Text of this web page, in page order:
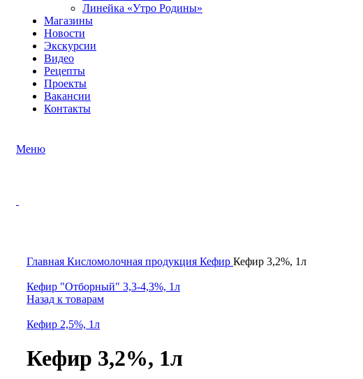
Линейка «Утро Родины»
Магазины
Новости
Экскурсии
Видео
Рецепты
Проекты
Вакансии
Контакты
Меню
Главная Кисломолочная продукция Кефир Кефир 3,2%, 1л
Кефир "Отборный" 3,3-4,3%, 1л
Назад к товарам
Кефир 2,5%, 1л
Кефир 3,2%, 1л